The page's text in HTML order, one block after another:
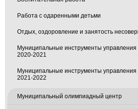
Работа с одаренными детьми
Отдых, оздоровление и занятость
Муниципальные инструменты управления
2020-2021
Муниципальные инструменты управления
2021-2022
Муниципальный олимпиадный центр